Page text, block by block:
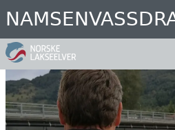
Hopp
til
hovedinnhold